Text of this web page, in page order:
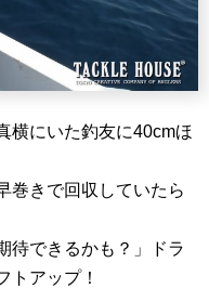
横にいた釣友に40cmほ
巻きで回収していたら
待できるかも？」ドラ
トアップ！